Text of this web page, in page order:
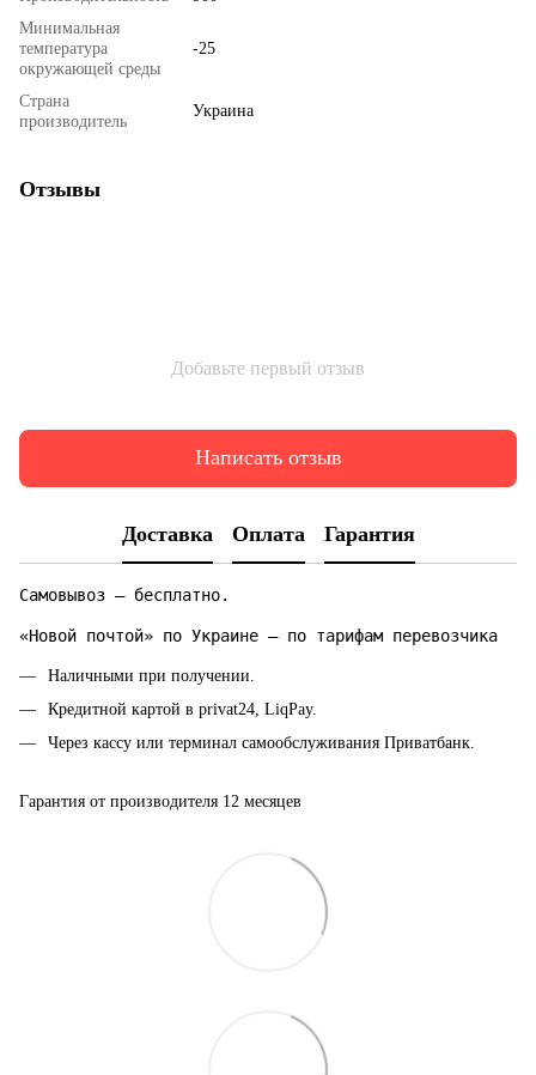
Минимальная
температура
окружающей среды
-25
Страна
производитель
Украина
Отзывы
Добавьте первый отзыв
Написать отзыв
Доставка Оплата Гарантия
Самовывоз — бесплатно.
«Новой почтой» по Украине — по тарифам перевозчика
Наличными при получении.
Кредитной картой в privat24, LiqPay.
Через кассу или терминал самообслуживания Приватбанк.
Гарантия от производителя 12 месяцев